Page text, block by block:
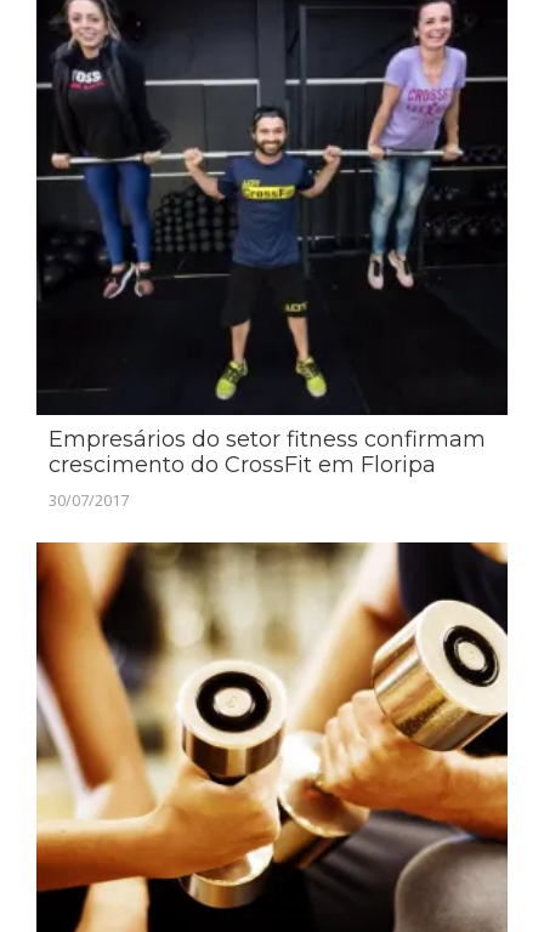
Empresários do setor fitness confirmam
crescimento do CrossFit em Floripa
30/07/2017